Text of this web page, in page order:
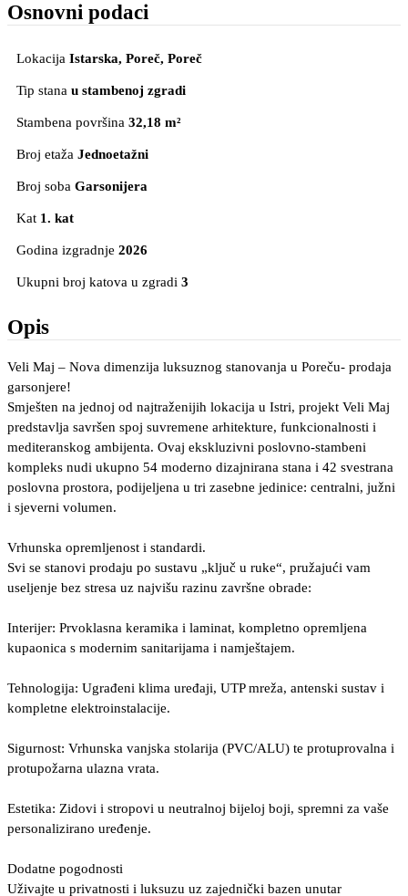
Osnovni podaci
Lokacija Istarska, Poreč, Poreč
Tip stana u stambenoj zgradi
Stambena površina 32,18 m²
Broj etaža Jednoetažni
Broj soba Garsonijera
Kat 1. kat
Godina izgradnje 2026
Ukupni broj katova u zgradi 3
Opis
Veli Maj – Nova dimenzija luksuznog stanovanja u Poreču- prodaja
garsonjere!
Smješten na jednoj od najtraženijih lokacija u Istri, projekt Veli Maj
predstavlja savršen spoj suvremene arhitekture, funkcionalnosti i
mediteranskog ambijenta. Ovaj ekskluzivni poslovno-stambeni
kompleks nudi ukupno 54 moderno dizajnirana stana i 42 svestrana
poslovna prostora, podijeljena u tri zasebne jedinice: centralni, južni
i sjeverni volumen.
Vrhunska opremljenost i standardi.
Svi se stanovi prodaju po sustavu „ključ u ruke“, pružajući vam
useljenje bez stresa uz najvišu razinu završne obrade:
Interijer: Prvoklasna keramika i laminat, kompletno opremljena
kupaonica s modernim sanitarijama i namještajem.
Tehnologija: Ugrađeni klima uređaji, UTP mreža, antenski sustav i
kompletne elektroinstalacije.
Sigurnost: Vrhunska vanjska stolarija (PVC/ALU) te protuprovalna i
protupožarna ulazna vrata.
Estetika: Zidovi i stropovi u neutralnoj bijeloj boji, spremni za vaše
personalizirano uređenje.
Dodatne pogodnosti
Uživajte u privatnosti i luksuzu uz zajednički bazen unutar